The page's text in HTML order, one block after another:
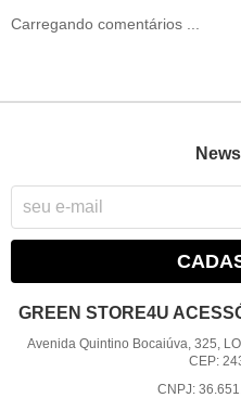
Carregando comentários ...
GREEN STORE4U
Avenida Quintino Bocaiúva, 325,
CEP:
CNPJ: